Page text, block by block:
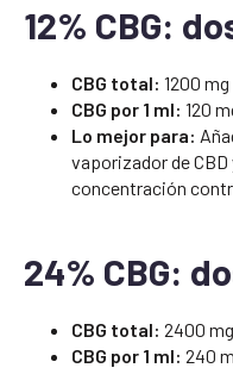
12% CBG:
CBG total: 1200
CBG por 1 ml: 120
Lo mejor para:
vaporizador de
concentración
24% CBG:
CBG total: 2400
CBG por 1 ml: 240